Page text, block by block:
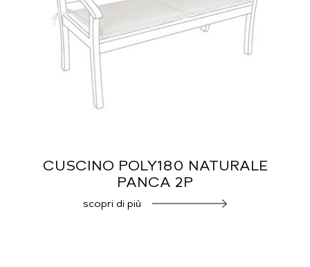
CUSCINO POLY180 NATURALE
PANCA 2P
scopri di più